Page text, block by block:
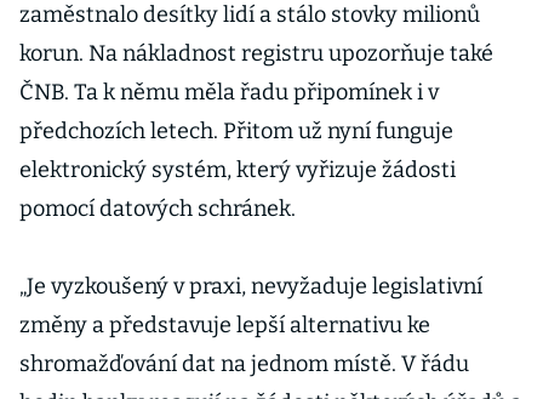
zaměstnalo desítky lidí a stálo stovky milionů
korun. Na nákladnost registru upozorňuje také
ČNB. Ta k němu měla řadu připomínek i v
předchozích letech. Přitom už nyní funguje
elektronický systém, který vyřizuje žádosti
pomocí datových schránek.
„Je vyzkoušený v praxi, nevyžaduje legislativní
změny a představuje lepší alternativu ke
shromažďování dat na jednom místě. V řádu